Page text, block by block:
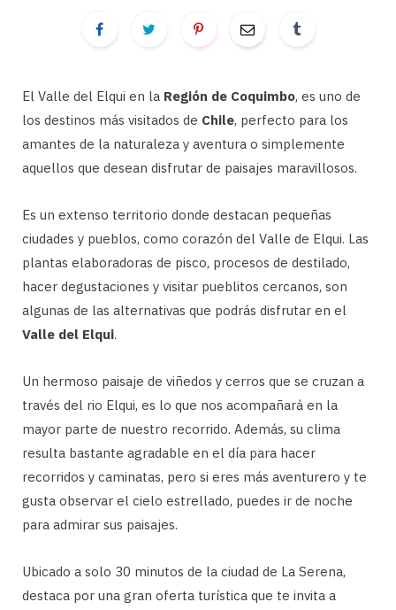
El Valle del Elqui en la Región de Coquimbo, es uno de
los destinos más visitados de Chile, perfecto para los
amantes de la naturaleza y aventura o simplemente
aquellos que desean disfrutar de paisajes maravillosos.
Es un extenso territorio donde destacan pequeñas
ciudades y pueblos, como corazón del Valle de Elqui. Las
plantas elaboradoras de pisco, procesos de destilado,
hacer degustaciones y visitar pueblitos cercanos, son
algunas de las alternativas que podrás disfrutar en el
Valle del Elqui.
Un hermoso paisaje de viñedos y cerros que se cruzan a
través del rio Elqui, es lo que nos acompañará en la
mayor parte de nuestro recorrido. Además, su clima
resulta bastante agradable en el día para hacer
recorridos y caminatas, pero si eres más aventurero y te
gusta observar el cielo estrellado, puedes ir de noche
para admirar sus paisajes.
Ubicado a solo 30 minutos de la ciudad de La Serena,
destaca por una gran oferta turística que te invita a